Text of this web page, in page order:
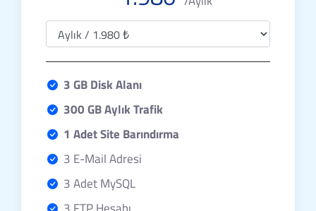
3 GB Disk Alanı
300 GB Aylık Trafik
1 Adet Site Barındırma
3 E-Mail Adresi
3 Adet MySQL